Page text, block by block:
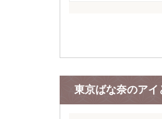
東京ばな奈のアイ